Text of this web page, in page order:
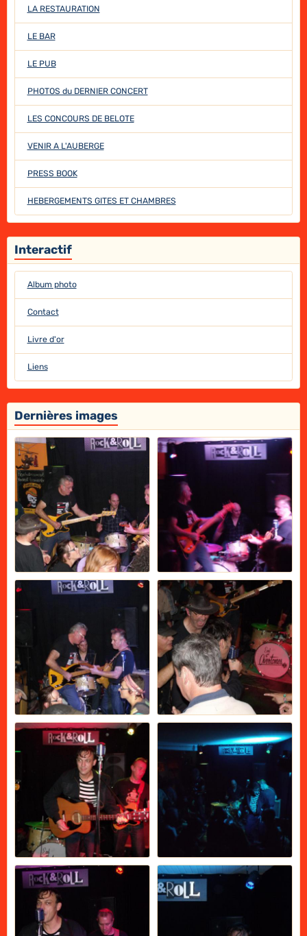
LA RESTAURATION
LE BAR
LE PUB
PHOTOS du DERNIER CONCERT
LES CONCOURS DE BELOTE
VENIR A L'AUBERGE
PRESS BOOK
HEBERGEMENTS GITES ET CHAMBRES
Interactif
Album photo
Contact
Livre d'or
Liens
Dernières images